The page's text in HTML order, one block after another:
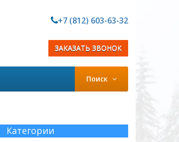
+7 (812) 603-63-32
ЗАКАЗАТЬ ЗВОНОК
Поиск
Категории